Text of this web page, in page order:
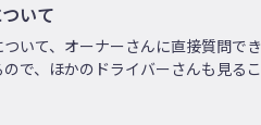
いて
いて、オーナーさんに直接質問で
で、ほかのドライバーさんも見るこ